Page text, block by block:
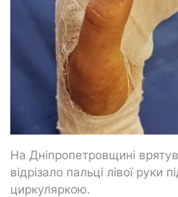
На Дніпропетровщині
відрізало пальці лівої руки
циркуляркою.